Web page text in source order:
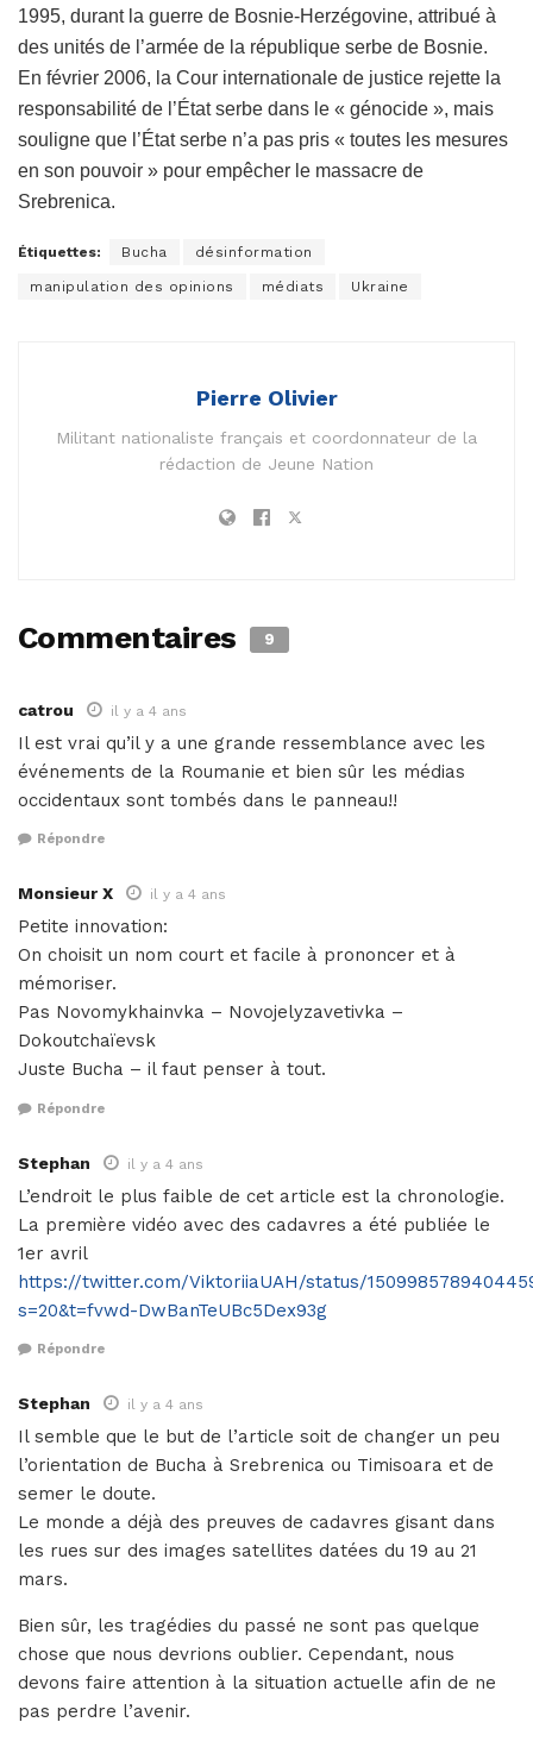
1995, durant la guerre de Bosnie-Herzégovine, attribué à
des unités de l’armée de la république serbe de Bosnie.
En février 2006, la Cour internationale de justice rejette la
responsabilité de l’État serbe dans le « génocide », mais
souligne que l’État serbe n’a pas pris « toutes les mesures
en son pouvoir » pour empêcher le massacre de
Srebrenica.
Étiquettes: Bucha désinformation
manipulation des opinions médiats Ukraine
Pierre Olivier
Militant nationaliste français et coordonnateur de la
rédaction de Jeune Nation
Commentaires 9
catrou il y a 4 ans
Il est vrai qu’il y a une grande ressemblance avec les
événements de la Roumanie et bien sûr les médias
occidentaux sont tombés dans le panneau!!
Répondre
Monsieur X il y a 4 ans
Petite innovation:
On choisit un nom court et facile à prononcer et à
mémoriser.
Pas Novomykhainvka – Novojelyzavetivka –
Dokoutchaïevsk
Juste Bucha – il faut penser à tout.
Répondre
Stephan il y a 4 ans
L’endroit le plus faible de cet article est la chronologie.
La première vidéo avec des cadavres a été publiée le
1er avril
https://twitter.com/ViktoriiaUAH/status/
s=20&t=fvwd-DwBanTeUBc5Dex93g
Répondre
Stephan il y a 4 ans
Il semble que le but de l’article soit de changer un peu
l’orientation de Bucha à Srebrenica ou Timisoara et de
semer le doute.
Le monde a déjà des preuves de cadavres gisant dans
les rues sur des images satellites datées du 19 au 21
mars.
Bien sûr, les tragédies du passé ne sont pas quelque
chose que nous devrions oublier. Cependant, nous
devons faire attention à la situation actuelle afin de ne
pas perdre l’avenir.